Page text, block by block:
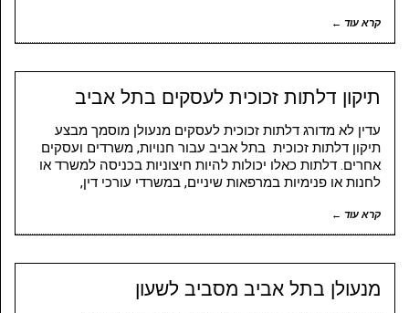
קרא עוד ←
תיקון דלתות זכוכית לעסקים בתל אביב
עדין לא מדורג דלתות זכוכית לעסקים מנעולן מוסמך מבצע
תיקון דלתות זכוכית בתל אביב עבור חנויות, משרדים ועסקים
אחרים. דלתות כאלו יכולות להיות חיצוניות בכניסה למשרד או
לחנות או פנימיות במרפאות שיניים, במשרדי עורכי דין,
קרא עוד ←
מנעולן בתל אביב מסביב לשעון